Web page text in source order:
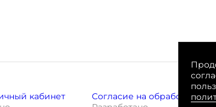
кабинет
Согласие на обработку